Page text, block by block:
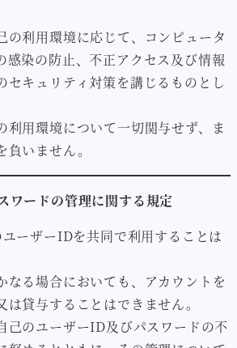
の利用環境に応じて、コンピュータ
感染の防止、不正アクセス及び情報
セキュリティ対策を講じるものとし
利用環境について一切関与せず、ま
いません。
ワードの管理に関する規定
ーザーIDを共同で利用することは
なる場合においても、アカウントを
は貸与することはできません。
己のユーザーID及びパスワードの不